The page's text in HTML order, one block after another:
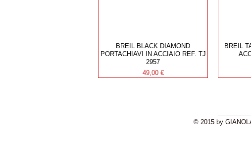
BREIL BLACK DIAMOND
PORTACHIAVI IN ACCIAIO REF. TJ
2957
Prezzo
49,00 €
BREIL
© 2015 by